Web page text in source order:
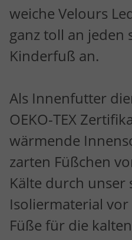
weiche Velours
ganz toll an jeden
Kinderfuß an.
Als Innenfutter
OEKO-TEX
wärmende
zarten Füßchen
Kälte durch unser
Isoliermaterial vor
Füße für die